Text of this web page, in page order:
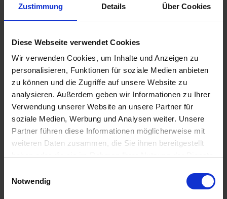
Zustimmung Details Über Cookies
Diese Webseite verwendet Cookies
Wir verwenden Cookies, um Inhalte und Anzeigen zu
personalisieren, Funktionen für soziale Medien anbieten
zu können und die Zugriffe auf unsere Website zu
analysieren. Außerdem geben wir Informationen zu Ihrer
Verwendung unserer Website an unsere Partner für
soziale Medien, Werbung und Analysen weiter. Unsere
Partner führen diese Informationen möglicherweise mit
weiteren Daten zusammen, die Sie ihnen bereitgestellt
Notwendig
Substral Herbst-Rasendünger
Artikel-Nr.: 7000790-06-cfg
Ähnliche Produkte